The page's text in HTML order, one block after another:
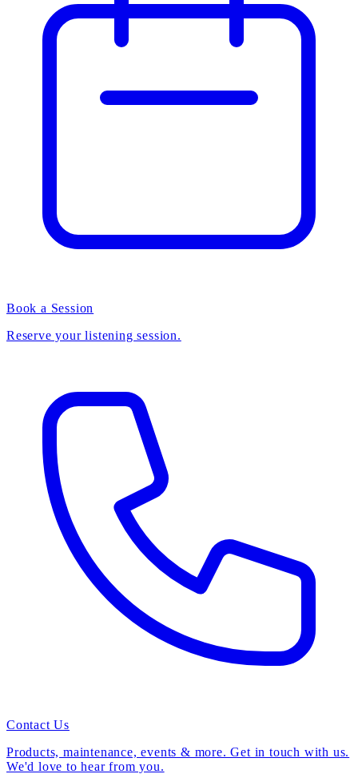
Book a Session
Reserve your listening session.
Contact Us
Products, maintenance, events & more. Get in touch with us.
We'd love to hear from you.